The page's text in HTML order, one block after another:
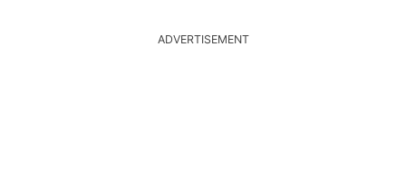
ADVERTISEMENT